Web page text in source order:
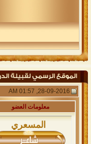
معلومات العضو
المسعري